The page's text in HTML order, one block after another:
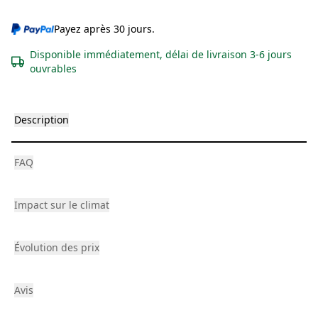
Payez après 30 jours.
Disponible immédiatement, délai de livraison 3-6 jours
ouvrables
Description
FAQ
Impact sur le climat
Évolution des prix
Avis